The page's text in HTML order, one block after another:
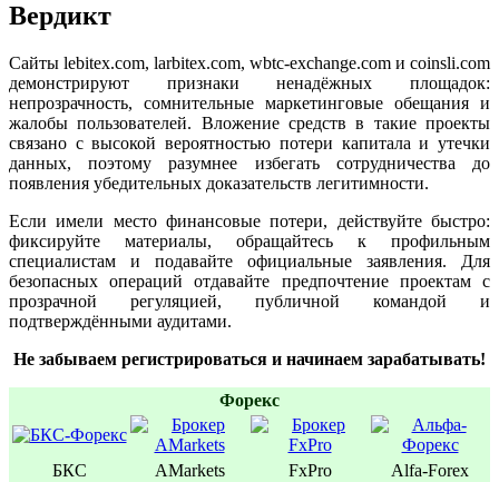
Вердикт
Сайты lebitex.com, larbitex.com, wbtc-exchange.com и coinsli.com
демонстрируют признаки ненадёжных площадок:
непрозрачность, сомнительные маркетинговые обещания и
жалобы пользователей. Вложение средств в такие проекты
связано с высокой вероятностью потери капитала и утечки
данных, поэтому разумнее избегать сотрудничества до
появления убедительных доказательств легитимности.
Если имели место финансовые потери, действуйте быстро:
фиксируйте материалы, обращайтесь к профильным
специалистам и подавайте официальные заявления. Для
безопасных операций отдавайте предпочтение проектам с
прозрачной регуляцией, публичной командой и
подтверждёнными аудитами.
Не забываем регистрироваться и начинаем зарабатывать!
Форекс
БКС AMarkets FxPro Alfa-Forex